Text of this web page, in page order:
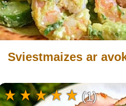
Sviestmaizes ar
(1)